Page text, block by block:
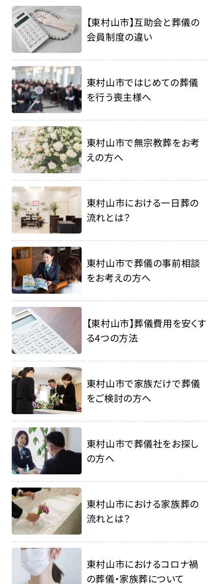
【東村山市】互助会と葬儀の
会員制度の違い
東村山市ではじめての葬儀
を行う喪主様へ
東村山市で無宗教葬をお考
えの方へ
東村山市における一日葬の
流れとは？
東村山市で葬儀の事前相談
をお考えの方へ
【東村山市】葬儀費用を安くす
る4つの方法
東村山市で家族だけで葬儀
をご検討の方へ
東村山市で葬儀社をお探し
の方へ
東村山市における家族葬の
流れとは？
東村山市におけるコロナ禍
の葬儀・家族葬について